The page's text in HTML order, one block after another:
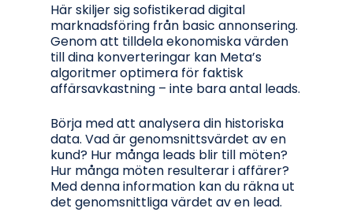
Här skiljer sig sofistikerad digital
marknadsföring från basic annonsering.
Genom att tilldela ekonomiska värden
till dina konverteringar kan Meta’s
algoritmer optimera för faktisk
affärsavkastning – inte bara antal leads.
Börja med att analysera din historiska
data. Vad är genomsnittsvärdet av en
kund? Hur många leads blir till möten?
Hur många möten resulterar i affärer?
Med denna information kan du räkna ut
det genomsnittliga värdet av en lead.